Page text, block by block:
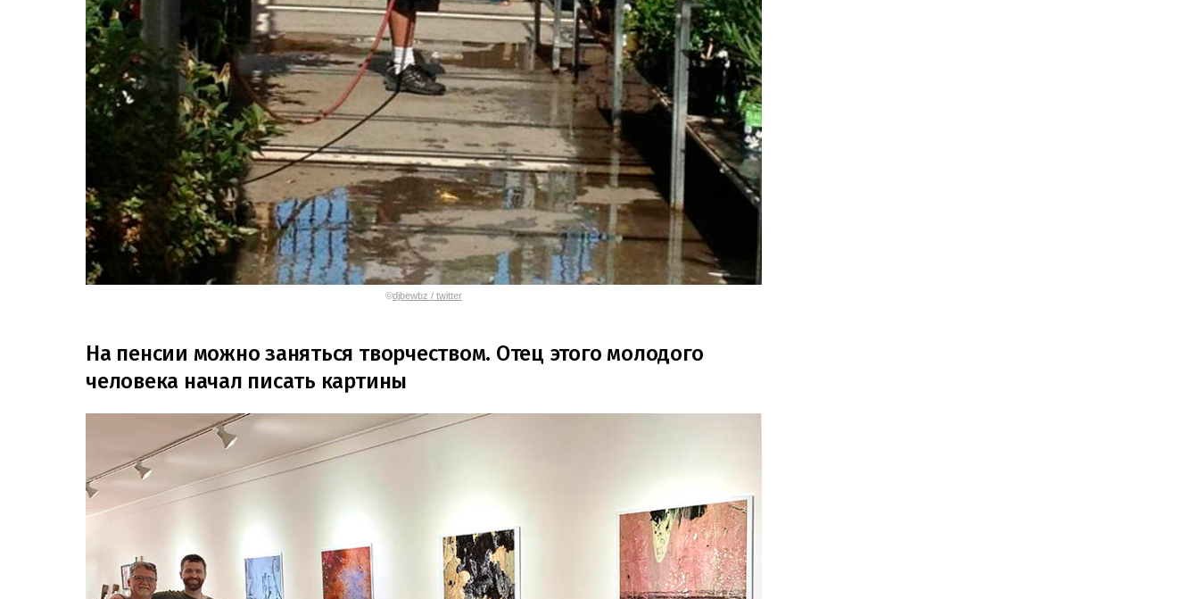
©djbewbz / twitter
На пенсии можно заняться творчеством. Отец этого молодого
человека начал писать картины